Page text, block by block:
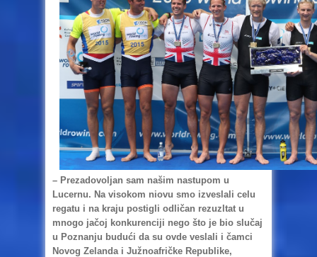
– Prezadovoljan sam našim nastupom u
Lucernu. Na visokom niovu smo izveslali celu
regatu i na kraju postigli odličan rezuzltat u
mnogo jačoj konkurenciji nego što je bio slučaj
u Poznanju budući da su ovde veslali i čamci
Novog Zelanda i Južnoafričke Republike,